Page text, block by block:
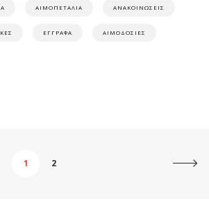
ΑΙΜΟΠΕΤΑΛΙΑ ΑΝΑΚΟΙΝΩΣΕΙΣ
ΕΓΓΡΑΦΑ ΑΙΜΟΔΟΣΙΕΣ
1 2